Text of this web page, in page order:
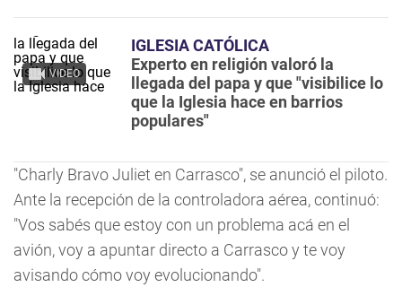
VIDEO
IGLESIA CATÓLICA
Experto en religión valoró la
llegada del papa y que "visibilice lo
que la Iglesia hace en barrios
populares"
"Charly Bravo Juliet en Carrasco", se anunció el piloto.
Ante la recepción de la controladora aérea, continuó:
"Vos sabés que estoy con un problema acá en el
avión, voy a apuntar directo a Carrasco y te voy
avisando cómo voy evolucionando".